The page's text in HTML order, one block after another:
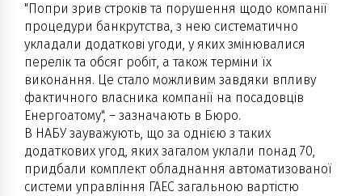
"Попри зрив строків та порушення щодо компанії
процедури банкрутства, з нею систематично
укладали додаткові угоди, у яких змінювалися
перелік та обсяг робіт, а також терміни їх
виконання. Це стало можливим завдяки впливу
фактичного власника компанії на посадовців
Енергоатому", – зазначають в Бюро.
В НАБУ зауважують, що за однією з таких
додаткових угод, яких загалом уклали понад 70,
придбали комплект обладнання автоматизованої
системи управління ГАЕС загальною вартістю